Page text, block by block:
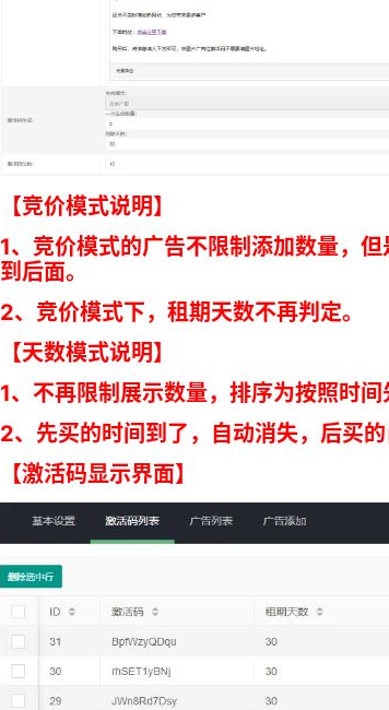
【竞价模式说明】
1、竞价模式的广告不限制添加数量，
到后面。
2、竞价模式下，租期天数不再判定。
【天数模式说明】
1、不再限制展示数量，排序为按照时
2、先买的时间到了，自动消失，后买的
【激活码显示界面】